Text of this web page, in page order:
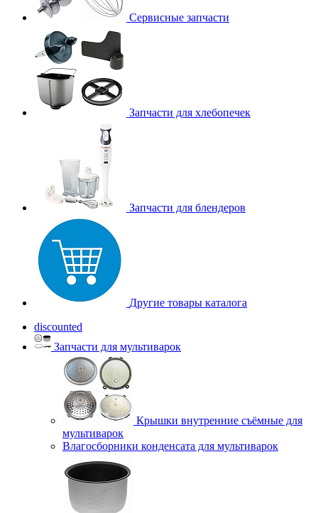
Сервисные запчасти
Запчасти для хлебопечек
Запчасти для блендеров
Другие товары каталога
discounted
Запчасти для мультиварок
Крышки внутренние съёмные для
мультиварок
Влагосборники конденсата для мультиварок